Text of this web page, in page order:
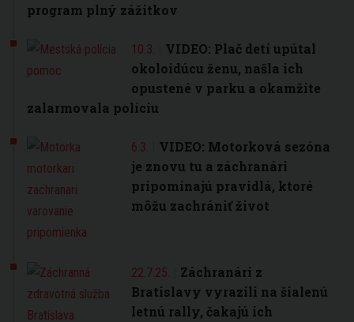
program plný zážitkov
10.3.
VIDEO: Plač detí upútal
okoloidúcu ženu, našla ich
opustené v parku a okamžite
zalarmovala políciu
6.3.
VIDEO: Motorková sezóna
je znovu tu a záchranári
pripomínajú pravidlá, ktoré
môžu zachrániť život
22.7.25.
Záchranári z
Bratislavy vyrazili na šialenú
letnú rally, čakajú ich